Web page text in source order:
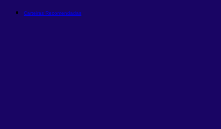
Carteiras Recomendadas